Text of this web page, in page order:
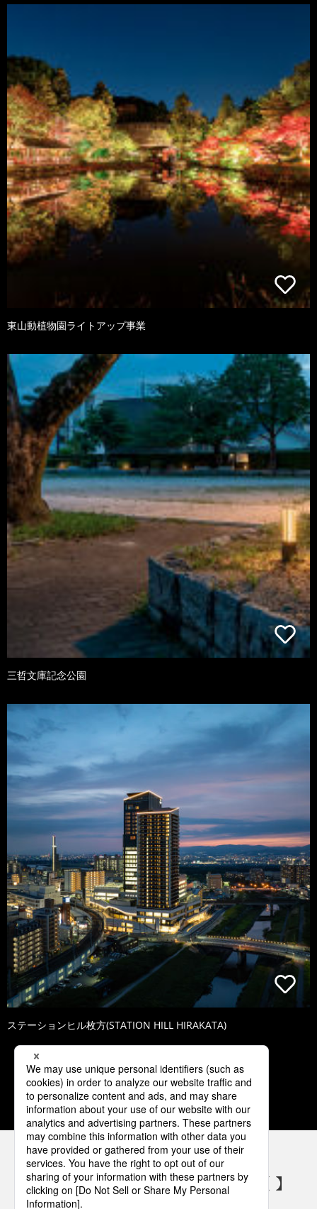
東山動植物園ライトアップ事業
三哲文庫記念公園
ステーションヒル枚方(STATION HILL HIRAKATA)
1 2 3 4 5
パナソニックの電気設備 SNSアカウント